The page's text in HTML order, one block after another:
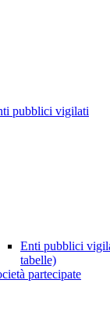
pubblici vigilati
Enti pubblici
tabelle)
partecipate